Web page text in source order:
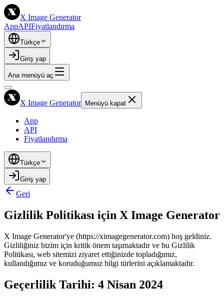
X Image Generator
AppAPIFiyatlandırma
Türkçe
Giriş yap
Ana menüyü aç
X Image Generator Menüyü kapat
App
API
Fiyatlandırma
Türkçe
Giriş yap
Geri
Gizlilik Politikası için X Image Generator
X Image Generator'ye (https://ximagegenerator.com) hoş geldiniz.
Gizliliğiniz bizim için kritik önem taşımaktadır ve bu Gizlilik
Politikası, web sitemizi ziyaret ettiğinizde topladığımız,
kullandığımız ve koruduğumuz bilgi türlerini açıklamaktadır.
Geçerlilik Tarihi: 4 Nisan 2024